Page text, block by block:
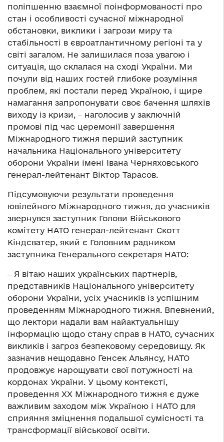
поліпшенню взаємної поінформованості про
стан і особливості сучасної міжнародної
обстановки, виклики і загрози миру та
стабільності в євроатлантичному регіоні та у
світі загалом. Не залишилася поза увагою і
ситуація, що склалася на сході України. Ми
почули від наших гостей глибоке розуміння
проблем, які постали перед Україною, і щире
намагання запропонувати своє бачення шляхів
виходу із кризи, ‒ наголосив у заключній
промові під час церемонії завершення
Міжнародного тижня перший заступник
начальника Національного університету
оборони України імені Івана Черняховського
генерал-лейтенант Віктор Тарасов.
Підсумовуючи результати проведення
ювілейного Міжнародного тижня, до учасників
звернувся заступник Голови Військового
комітету НАТО генерал-лейтенант Скотт
Кіндсватер, який є Головним радником
заступника Генерального секретаря НАТО:
‒ Я вітаю наших українських партнерів,
представників Національного університету
оборони України, усіх учасників із успішним
проведенням Міжнародного тижня. Впевнений,
що лектори надали вам найактуальнішу
інформацію щодо стану справ в НАТО, сучасних
викликів і загроз безпековому середовищу. Як
зазначив нещодавно Генсек Альянсу, НАТО
продовжує нарощувати свої потужності на
кордонах України. У цьому контексті,
проведення ХХ Міжнародного тижня є дуже
важливим заходом між Україною і НАТО для
сприяння зміцнення подальшої сумісності та
трансформації військової освіти.